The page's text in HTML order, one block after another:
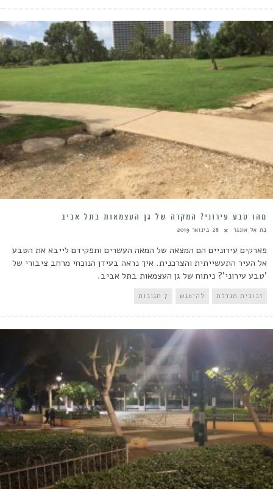
מהו טבע עירוני? המקרה של גן העצמאות בתל אביב
בת אל אונגר 28 בינואר 2019
פארקים עירוניים הם המצאה של המאה העשרים ותפקידם לייבא את הטבע
אל העיר התעשייתית והצרכנית. איך נראה בעידן הנוכחי מרחב ציבורי של
'טבע עירוני'? ניתוח של גן העצמאות בתל אביב.
זכוכית מגדלת להיפגש 7 תגובות